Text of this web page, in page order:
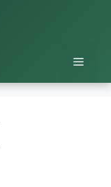
Menü